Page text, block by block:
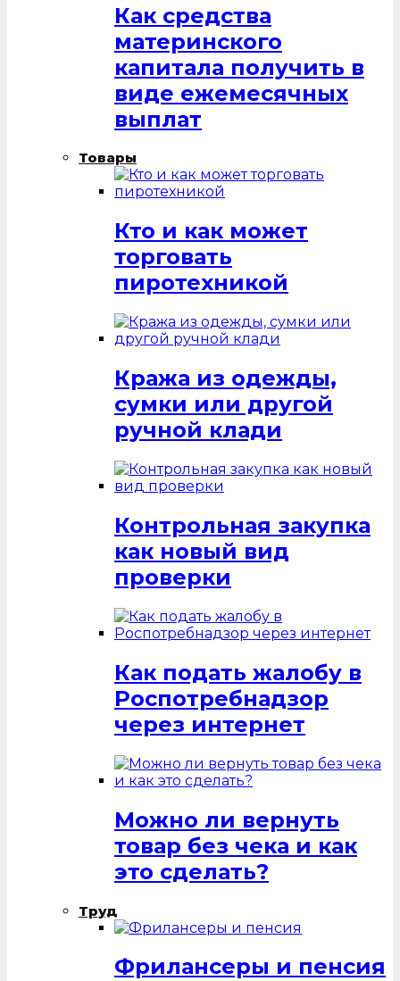
Как средства
материнского
капитала получить в
виде ежемесячных
выплат
Товары
Кто и как может
торговать
пиротехникой
Кража из одежды,
сумки или другой
ручной клади
Контрольная закупка
как новый вид
проверки
Как подать жалобу в
Роспотребнадзор
через интернет
Можно ли вернуть
товар без чека и как
это сделать?
Труд
Фрилансеры и пенсия